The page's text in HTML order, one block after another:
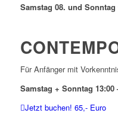
Samstag 08. und Sonntag
Für Anfänger mit
Samstag + Sonntag 13:00
Jetzt buchen! 65,- Euro